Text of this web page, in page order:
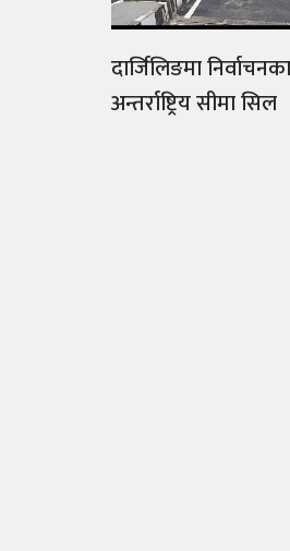
दार्जिलिङमा
अन्तर्राष्ट्रिय सीमा सिल